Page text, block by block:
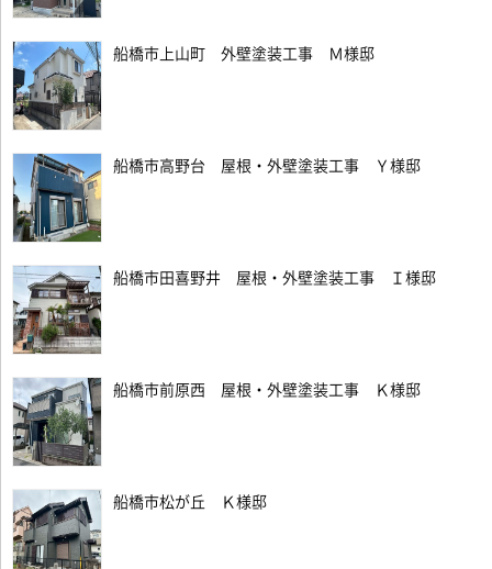
船橋市上山町 外壁塗装工事 Ｍ様邸
船橋市高野台 屋根・外壁塗装工事 Ｙ様邸
船橋市田喜野井 屋根・外壁塗装工事 Ｉ様邸
船橋市前原西 屋根・外壁塗装工事 Ｋ様邸
船橋市松が丘 Ｋ様邸